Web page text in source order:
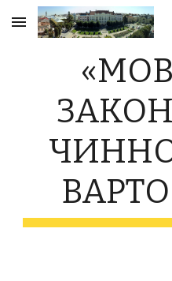
Skip to main content